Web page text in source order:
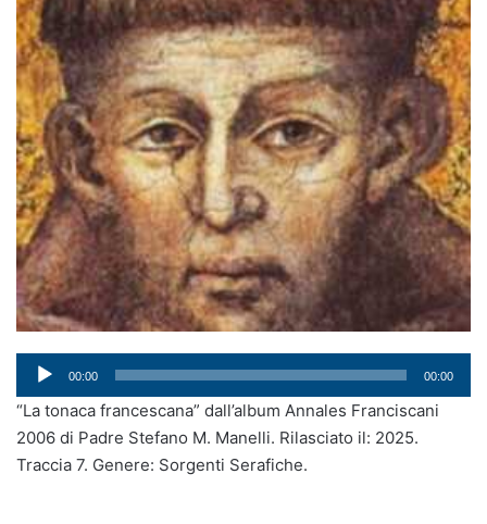
Audio
Player
00:00 00:00
“La tonaca francescana” dall’album Annales Franciscani
2006 di Padre Stefano M. Manelli. Rilasciato il: 2025.
Traccia 7. Genere: Sorgenti Serafiche.